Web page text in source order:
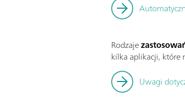
Rodzaje
kilka aplikacji, które
Uwagi